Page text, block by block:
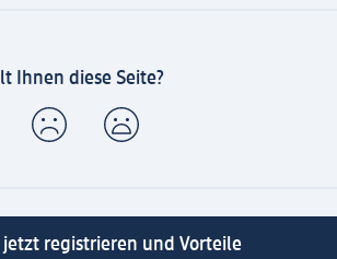
Ihnen diese Seite?
jetzt registrieren und Vorteile